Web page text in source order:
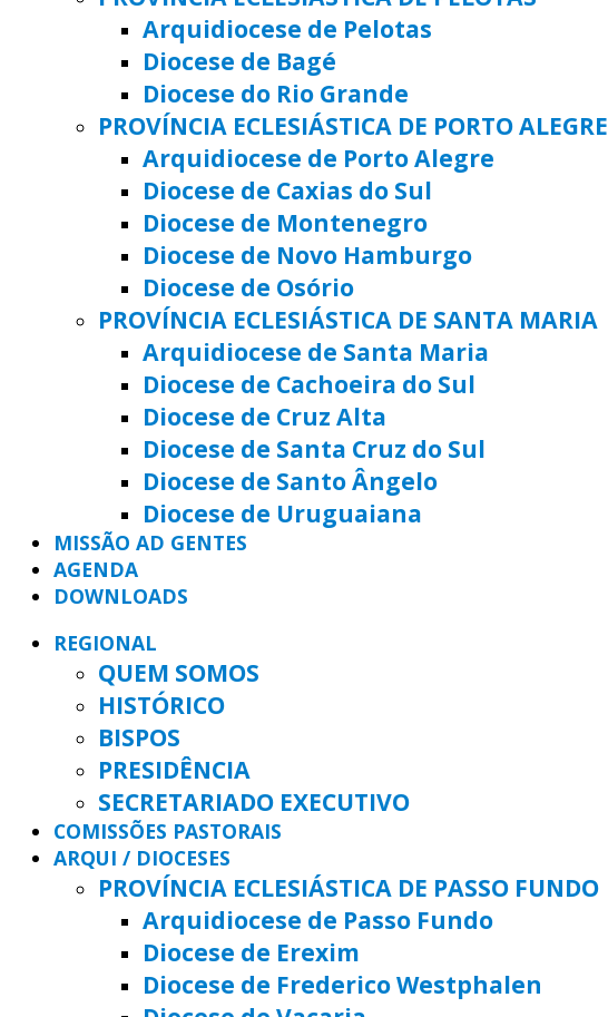
Arquidiocese de Pelotas
Diocese de Bagé
Diocese do Rio Grande
PROVÍNCIA ECLESIÁSTICA DE PORTO ALEGRE
Arquidiocese de Porto Alegre
Diocese de Caxias do Sul
Diocese de Montenegro
Diocese de Novo Hamburgo
Diocese de Osório
PROVÍNCIA ECLESIÁSTICA DE SANTA MARIA
Arquidiocese de Santa Maria
Diocese de Cachoeira do Sul
Diocese de Cruz Alta
Diocese de Santa Cruz do Sul
Diocese de Santo Ângelo
Diocese de Uruguaiana
MISSÃO AD GENTES
AGENDA
DOWNLOADS
REGIONAL
QUEM SOMOS
HISTÓRICO
BISPOS
PRESIDÊNCIA
SECRETARIADO EXECUTIVO
COMISSÕES PASTORAIS
ARQUI / DIOCESES
PROVÍNCIA ECLESIÁSTICA DE PASSO FUNDO
Arquidiocese de Passo Fundo
Diocese de Erexim
Diocese de Frederico Westphalen